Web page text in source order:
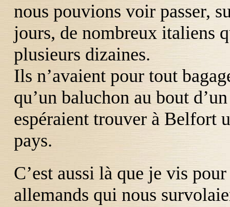
nous pouvions voir passer,
jours, de nombreux italiens
plusieurs dizaines.
Ils n’avaient pour tout
qu’un baluchon au bout
espéraient trouver à Belfort
pays.
C’est aussi là que je vis
allemands qui nous